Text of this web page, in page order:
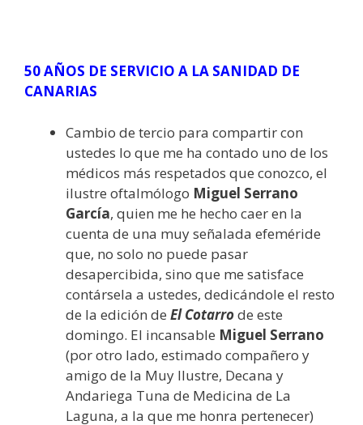
50 AÑOS DE SERVICIO A LA SANIDAD DE
CANARIAS
Cambio de tercio para compartir con
ustedes lo que me ha contado uno de los
médicos más respetados que conozco, el
ilustre oftalmólogo Miguel Serrano
García, quien me he hecho caer en la
cuenta de una muy señalada efeméride
que, no solo no puede pasar
desapercibida, sino que me satisface
contársela a ustedes, dedicándole el resto
de la edición de El Cotarrode este
domingo. El incansable Miguel Serrano
(por otro lado, estimado compañero y
amigo de la Muy Ilustre, Decana y
Andariega Tuna de Medicina de La
Laguna, a la que me honra pertenecer)